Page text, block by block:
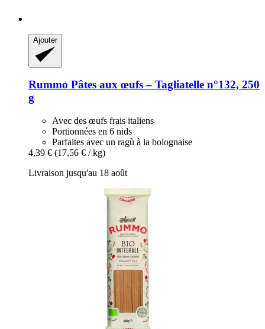
Ajouter
Rummo Pâtes aux œufs – Tagliatelle n°132, 250
g
Avec des œufs frais italiens
Portionnées en 6 nids
Parfaites avec un ragù à la bolognaise
4,39 € (17,56 € / kg)
Livraison jusqu'au 18 août